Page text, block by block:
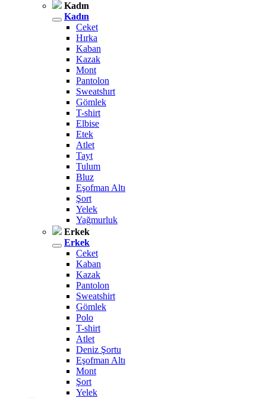
Kadın
Kadın
Ceket
Hırka
Kaban
Kazak
Mont
Pantolon
Sweatshırt
Gömlek
T-shirt
Elbise
Etek
Atlet
Tayt
Tulum
Bluz
Eşofman Altı
Şort
Yelek
Yağmurluk
Erkek
Erkek
Ceket
Kaban
Kazak
Pantolon
Sweatshirt
Gömlek
Polo
T-shirt
Atlet
Deniz Şortu
Eşofman Altı
Mont
Şort
Yelek